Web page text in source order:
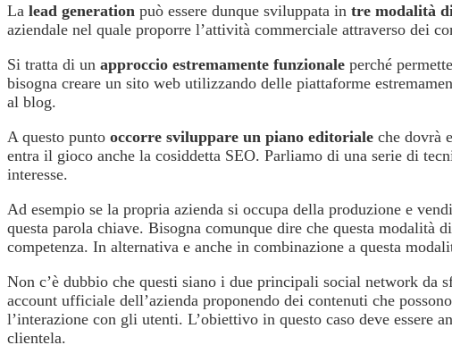
La lead generation può essere dunque sviluppata in tre modalità
aziendale nel quale proporre l’attività commerciale attraverso dei
Si tratta di un approccio estremamente funzionale perché
bisogna creare un sito web utilizzando delle piattaforme
al blog.
A questo punto occorre sviluppare un piano editoriale che dovrà
entra il gioco anche la cosiddetta SEO. Parliamo di una serie di
interesse.
Ad esempio se la propria azienda si occupa della produzione e
questa parola chiave. Bisogna comunque dire che questa modalità
competenza. In alternativa e anche in combinazione a questa
Non c’è dubbio che questi siano i due principali social network
account ufficiale dell’azienda proponendo dei contenuti che
l’interazione con gli utenti. L’obiettivo in questo caso deve
clientela.